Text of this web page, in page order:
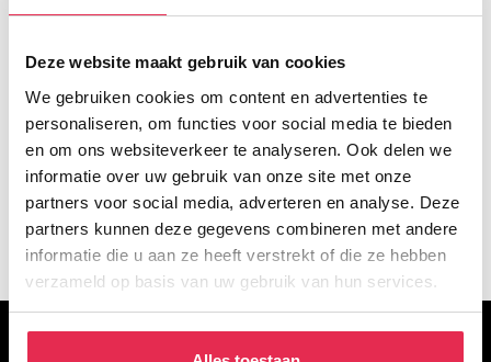
Deze website maakt gebruik van cookies
We gebruiken cookies om content en advertenties te
personaliseren, om functies voor social media te bieden
en om ons websiteverkeer te analyseren. Ook delen we
informatie over uw gebruik van onze site met onze
partners voor social media, adverteren en analyse. Deze
partners kunnen deze gegevens combineren met andere
informatie die u aan ze heeft verstrekt of die ze hebben
verzameld op basis van uw gebruik van hun services.
€480,00